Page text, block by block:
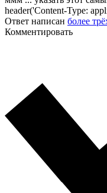
header('Content-Type:
Ответ написан более
Комментировать